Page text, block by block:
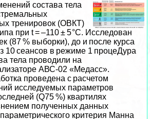
состава тела
тренировок (ОВКТ)
при t = –110 ± 5 °С. Исследован
(87 % выборки), до и после курса
10 сеансов в режиме 1 процеДypa
тела проводили на
АВС-02 «Медасс».
проведена с расчетом
исследуемых параметров
(Q75 %) квартилях
полученных данных
критерия Манна